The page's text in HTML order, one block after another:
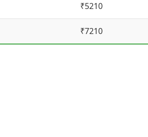
₹5210
₹7210